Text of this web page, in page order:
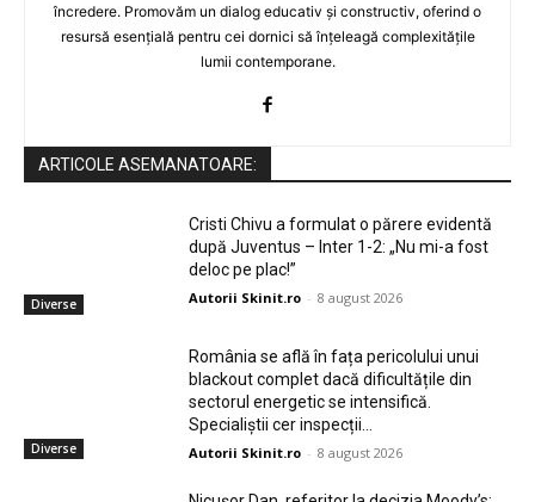
încredere. Promovăm un dialog educativ și constructiv, oferind o
resursă esențială pentru cei dornici să înțeleagă complexitățile
lumii contemporane.
ARTICOLE ASEMANATOARE:
Diverse
Cristi Chivu a formulat o părere evidentă
după Juventus – Inter 1-2: „Nu mi-a fost
deloc pe plac!”
Autorii Skinit.ro - 8 august 2026
Diverse
România se află în fața pericolului unui
blackout complet dacă dificultățile din
sectorul energetic se intensifică.
Specialiștii cer inspecții…
Autorii Skinit.ro - 8 august 2026